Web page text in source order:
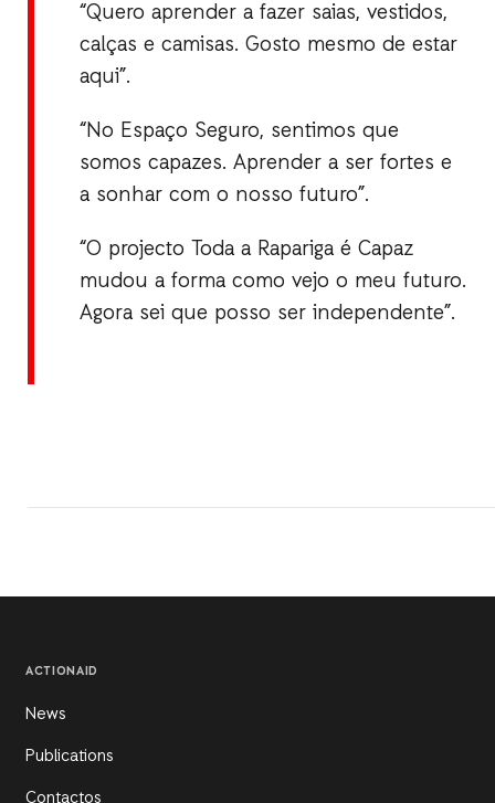
“Quero aprender a fazer saias, vestidos,
calças e camisas. Gosto mesmo de estar
aqui”.
“No Espaço Seguro, sentimos que
somos capazes. Aprender a ser fortes e
a sonhar com o nosso futuro”.
“O projecto Toda a Rapariga é Capaz
mudou a forma como vejo o meu futuro.
Agora sei que posso ser independente”.
ACTIONAID
News
Publications
Contactos